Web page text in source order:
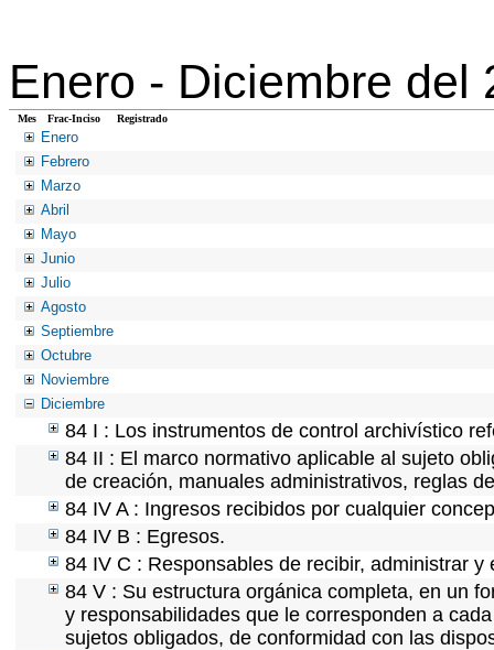
Enero - Diciembre del
Mes Frac-Inciso Registrado
Enero
Febrero
Marzo
Abril
Mayo
Junio
Julio
Agosto
Septiembre
Octubre
Noviembre
Diciembre
84 I : Los instrumentos de control archivístico
84 II : El marco normativo aplicable al sujeto
de creación, manuales administrativos, reglas
84 IV A : Ingresos recibidos por cualquier
84 IV B : Egresos.
84 IV C : Responsables de recibir, administrar y
84 V : Su estructura orgánica completa, en un
y responsabilidades que le corresponden a
sujetos obligados, de conformidad con las